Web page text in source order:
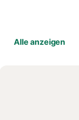
Alle anzeigen